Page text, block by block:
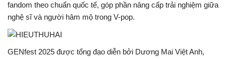
fandom theo chuẩn quốc tế, góp phần nâng cấp trải nghiệm giữa
nghệ sĩ và người hâm mộ trong V-pop.
GENfest 2025 được tổng đạo diễn bởi Dương Mai Việt Anh,